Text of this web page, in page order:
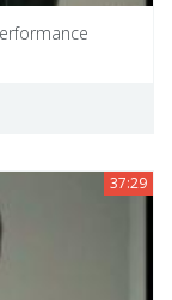
37:29